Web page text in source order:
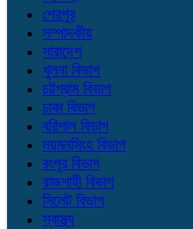
শেরপুর
সম্পাদকীয়
সারাদেশ
খুলনা বিভাগ
চট্টগ্রাম বিভাগ
ঢাকা বিভাগ
বরিশাল বিভাগ
ময়মনসিংহ বিভাগ
রংপুর বিভাগ
রাজশাহী বিভাগ
সিলেট বিভাগ
স্বাস্থ্য